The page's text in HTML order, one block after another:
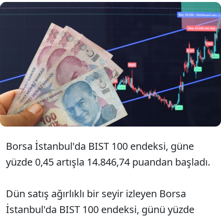
Borsa İstanbul BIST 100 endeksi
haftanın üçüncü işlem gününe yüzde
0,45 artışla 14.846,74 puandan
başladı.
Borsa İstanbul'da BIST 100 endeksi, güne
yüzde 0,45 artışla 14.846,74 puandan başladı.
Dün satış ağırlıklı bir seyir izleyen Borsa
İstanbul'da BIST 100 endeksi, günü yüzde